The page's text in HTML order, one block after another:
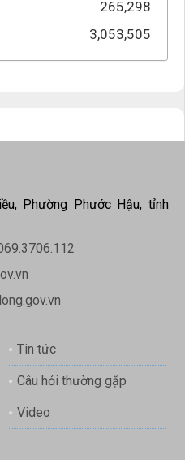
265,298
3,053,505
Phường Phước Hậu, tỉnh
Tin tức
Câu hỏi thường gặp
Video